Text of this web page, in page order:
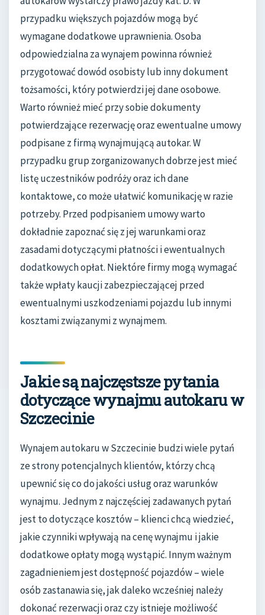
przypadku większych pojazdów mogą być
wymagane dodatkowe uprawnienia. Osoba
odpowiedzialna za wynajem powinna również
przygotować dowód osobisty lub inny dokument
tożsamości, który potwierdzi jej dane osobowe.
Warto również mieć przy sobie dokumenty
potwierdzające rezerwację oraz ewentualne umowy
podpisane z firmą wynajmującą autokar. W
przypadku grup zorganizowanych dobrze jest mieć
listę uczestników podróży oraz ich dane
kontaktowe, co może ułatwić komunikację w razie
potrzeby. Przed podpisaniem umowy warto
dokładnie zapoznać się z jej warunkami oraz
zasadami dotyczącymi płatności i ewentualnych
dodatkowych opłat. Niektóre firmy mogą wymagać
także wpłaty kaucji zabezpieczającej przed
ewentualnymi uszkodzeniami pojazdu lub innymi
kosztami związanymi z wynajmem.
Jakie są najczęstsze pytania
dotyczące wynajmu autokaru w
Szczecinie
Wynajem autokaru w Szczecinie budzi wiele pytań
ze strony potencjalnych klientów, którzy chcą
upewnić się co do jakości usług oraz warunków
wynajmu. Jednym z najczęściej zadawanych pytań
jest to dotyczące kosztów – klienci chcą wiedzieć,
jakie czynniki wpływają na cenę wynajmu i jakie
dodatkowe opłaty mogą wystąpić. Innym ważnym
zagadnieniem jest dostępność pojazdów – wiele
osób zastanawia się, jak daleko wcześniej należy
dokonać rezerwacji oraz czy istnieje możliwość